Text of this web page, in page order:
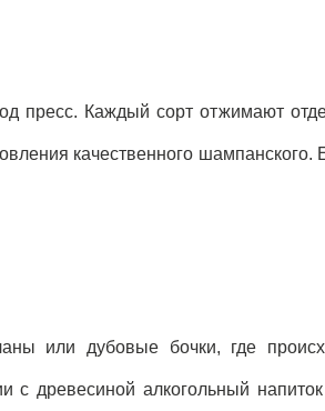
пресс. Каждый сорт отжимают
качественного шампанского.
или дубовые бочки, где
с древесиной алкогольный напиток